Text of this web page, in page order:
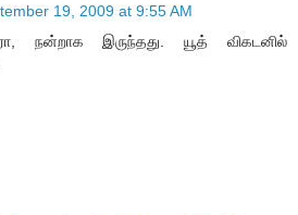
19, 2009 at 9:55 AM
நன்றாக இருந்தது. யூத் விகடனில்